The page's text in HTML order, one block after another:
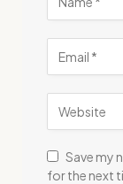
Save my
for the next